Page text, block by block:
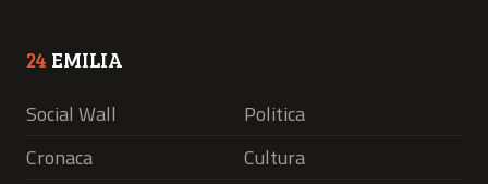
24 EMILIA
Social Wall
Politica
Cronaca
Cultura